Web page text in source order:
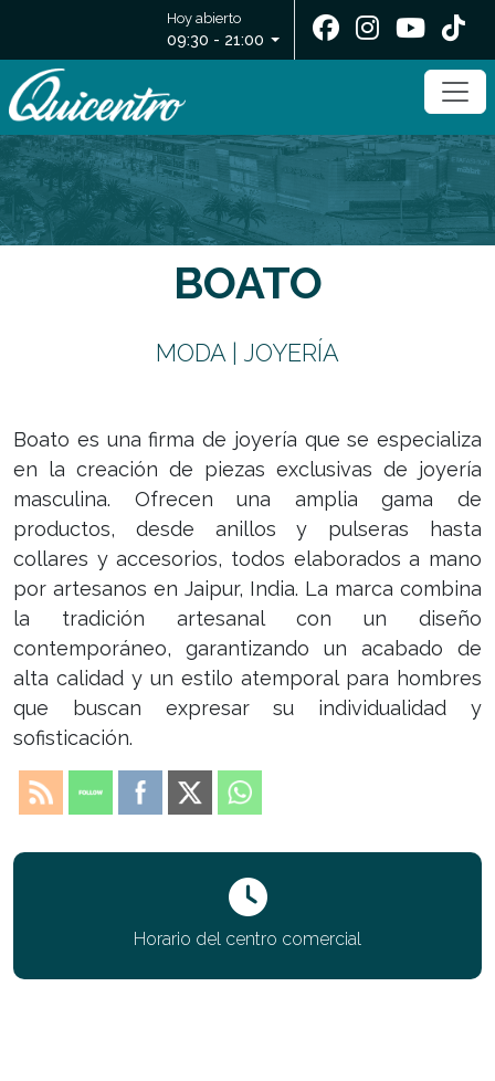
Hoy abierto
09:30 - 21:00
BOATO
MODA | JOYERÍA
Boato es una firma de joyería que se especializa
en la creación de piezas exclusivas de joyería
masculina. Ofrecen una amplia gama de
productos, desde anillos y pulseras hasta
collares y accesorios, todos elaborados a mano
por artesanos en Jaipur, India. La marca combina
la tradición artesanal con un diseño
contemporáneo, garantizando un acabado de
alta calidad y un estilo atemporal para hombres
que buscan expresar su individualidad y
sofisticación.
Horario del centro comercial